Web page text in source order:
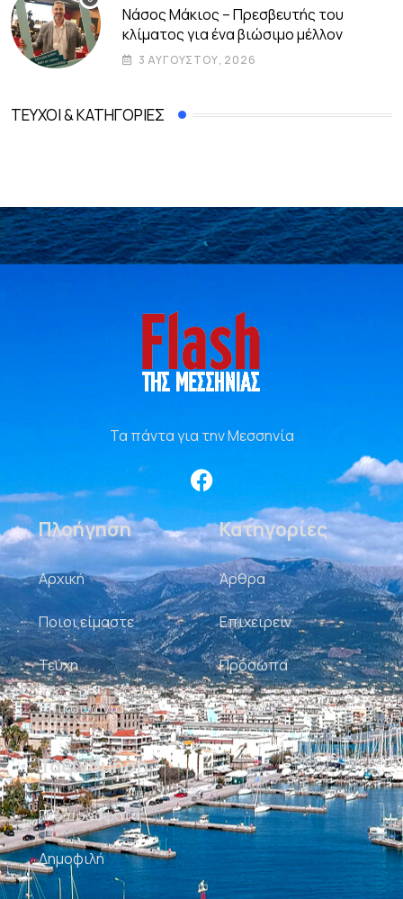
Νάσος Μάκιος – Πρεσβευτής του
κλίματος για ένα βιώσιμο μέλλον
3 ΑΥΓΟΎΣΤΟΥ, 2026
ΤΕΎΧΟΙ & ΚΑΤΗΓΟΡΊΕΣ
Τα πάντα για την Μεσσηνία
Πλοήγηση
Αρχική
Ποιοι είμαστε
Τεύχη
Επικοινωνία
Κατηγορίες
Άρθρα
Επιχειρείν
Πρόσωπα
Σκίτσα
Ταξινόμηση
Πιο πρόσφατα
Δημοφιλή